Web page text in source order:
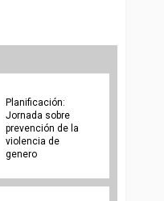
Planificación:
Jornada sobre
prevención de la
violencia de
genero